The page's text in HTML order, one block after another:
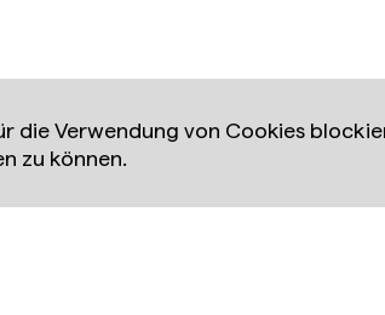
die Verwendung von Cookies
zu können.